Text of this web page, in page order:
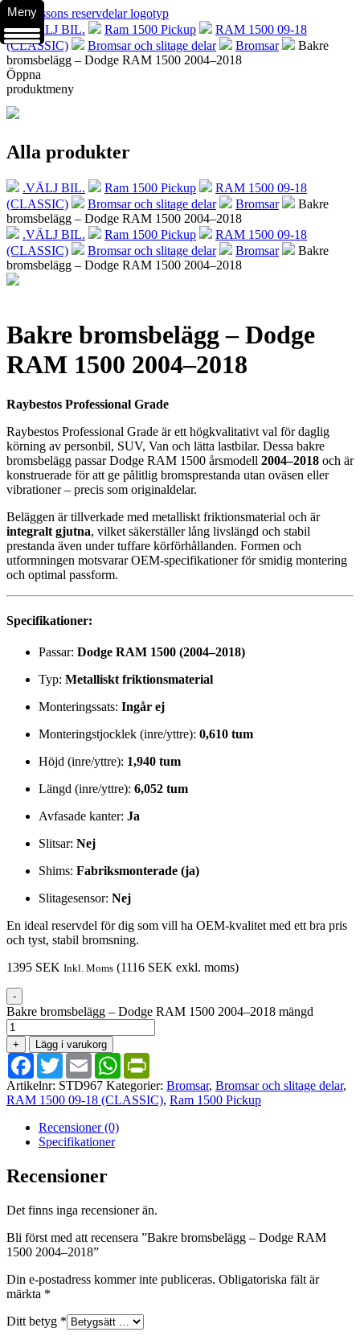
.VÄLJ BIL. Ram 1500 Pickup
RAM 1500 09-18
(CLASSIC)
Bromsar och slitage delar Bromsar
Bakre
bromsbelägg – Dodge RAM 1500 2004–2018
Öppna
produktmeny
Alla produkter
.VÄLJ BIL. Ram 1500 Pickup
RAM 1500 09-18
(CLASSIC)
Bromsar och slitage delar Bromsar
Bakre
bromsbelägg – Dodge RAM 1500 2004–2018
.VÄLJ BIL.
Ram 1500 Pickup
RAM 1500 09-18
(CLASSIC)
Bromsar och slitage delar Bromsar
Bakre
bromsbelägg – Dodge RAM 1500 2004–2018
Bakre bromsbelägg – Dodge
RAM 1500 2004–2018
Raybestos Professional Grade
Raybestos Professional Grade är ett högkvalitativt val för daglig
körning av personbil, SUV, Van och lätta lastbilar. Dessa bakre
bromsbelägg passar Dodge RAM 1500 årsmodell 2004–2018 och är
konstruerade för att ge pålitlig bromsprestanda utan oväsen eller
vibrationer – precis som originaldelar.
Beläggen är tillverkade med metalliskt friktionsmaterial och är
integralt gjutna, vilket säkerställer lång livslängd och stabil
prestanda även under tuffare körförhållanden. Formen och
utformningen motsvarar OEM-specifikationer för smidig montering
och optimal passform.
Specifikationer:
Passar: Dodge RAM 1500 (2004–2018)
Typ: Metalliskt friktionsmaterial
Monteringssats: Ingår ej
Monteringstjocklek (inre/yttre): 0,610 tum
Höjd (inre/yttre): 1,940 tum
Längd (inre/yttre): 6,052 tum
Avfasade kanter: Ja
Slitsar: Nej
Shims: Fabriksmonterade (ja)
Slitagesensor: Nej
En ideal reservdel för dig som vill ha OEM-kvalitet med ett bra pris
och tyst, stabil bromsning.
1395 SEK Inkl. Moms (1116 SEK exkl. moms)
-
Bakre bromsbelägg – Dodge RAM 1500 2004–2018 mängd
+ Lägg i varukorg
Facebook
TwitterEmail WhatsApp
Artikelnr: STD967 Kategorier: Bromsar, Bromsar och slitage delar,
RAM 1500 09-18 (CLASSIC), Ram 1500 Pickup
Recensioner (0)
Specifikationer
Recensioner
Det finns inga recensioner än.
Bli först med att recensera ”Bakre bromsbelägg – Dodge RAM
1500 2004–2018”
Din e-postadress kommer inte publiceras. Obligatoriska fält är
märkta *
Ditt betyg *
Meny